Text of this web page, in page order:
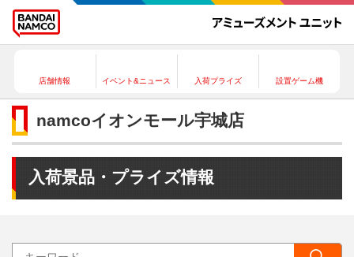
店舗情報 イベント&ニュース 入荷プライズ 設置ゲーム機
namcoイオンモール宇城店
入荷景品・プライズ情報